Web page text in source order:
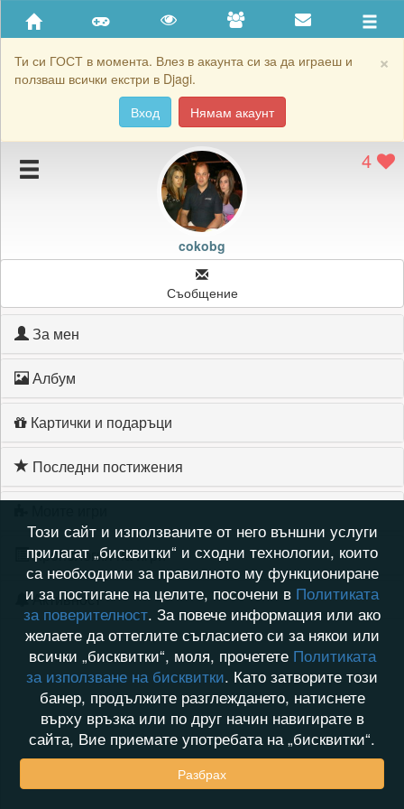
×
Ти си ГОСТ в момента. Влез в акаунта си за да играеш и
ползваш всички екстри в Djagi.
Вход
Нямам акаунт
Приятели
Хронология на игри
Подаръците на cokobg
Картичките на cokobg
4
cokobg
Съобщение
За мен
Албум
Картички и подаръци
Последни постижения
Хронология на игри
Активност
Този сайт и използваните от него външни услуги
прилагат „бисквитки“ и сходни технологии, които
са необходими за правилното му функциониране
и за постигане на целите, посочени в Политиката
за поверителност. За повече информация или ако
желаете да оттеглите съгласието си за някои или
всички „бисквитки“, моля, прочетете Политиката
за използване на бисквитки. Като затворите този
банер, продължите разглеждането, натиснете
върху връзка или по друг начин навигирате в
сайта, Вие приемате употребата на „бисквитки“.
Разбрах